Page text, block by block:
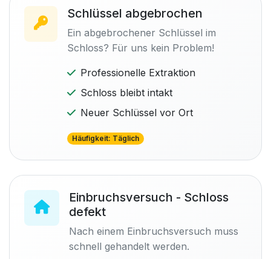
Schlüssel abgebrochen
Ein abgebrochener Schlüssel im
Schloss? Für uns kein Problem!
Professionelle Extraktion
Schloss bleibt intakt
Neuer Schlüssel vor Ort
Häufigkeit: Täglich
Einbruchsversuch - Schloss
defekt
Nach einem Einbruchsversuch muss
schnell gehandelt werden.